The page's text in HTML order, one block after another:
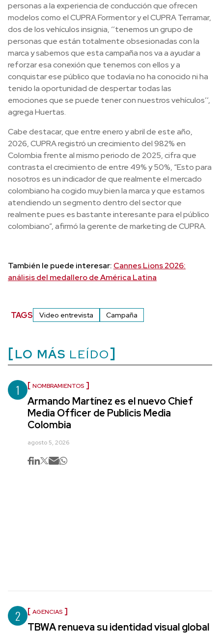
personas a la experiencia de conducción que ofrecen
modelos como el CUPRA Formentor y el CUPRA Terramar,
dos de los vehículos insignia, ‘’tenemos un grupo de
personas que están totalmente obsesionadas con la
marca y sabemos que esta campaña nos va a ayudar a
reforzar esa conexión que tenemos con ellos y a
conquistar ese público que todavía no ha conocido ni ha
tenido la oportunidad de despertar todas las
emociones que se puede tener con nuestros vehículos’’,
agrega Huertas.
Cabe destacar, que entre enero y abril de este año,
2026, CUPRA registró un crecimiento del 982% en
Colombia frente al mismo periodo de 2025, cifra que
contrasta el crecimiento de entre 49% y 50%, “Esto para
nosotros es un indicador de que realmente el mercado
colombiano ha cogido muy bien la marca y que estamos
atendiendo un segmento dentro del sector que
realmente pues es bastante interesante para el público
colombiano”, afirmó la gerente de marketing de CUPRA.
También le puede interesar: Cannes Lions 2026:
análisis del medallero de América Latina
TAGS Video entrevista Campaña
LO MÁS LEÍDO
1 NOMBRAMIENTOS
Armando Martínez es el nuevo Chief
Media Officer de Publicis Media
Colombia
agosto 5, 2026
2 AGENCIAS
TBWA renueva su identidad visual global